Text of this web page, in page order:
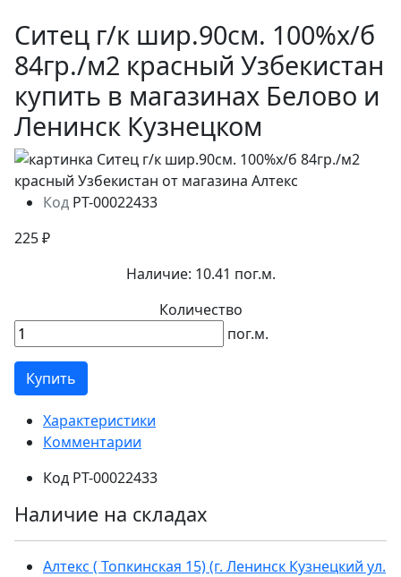
Ситец г/к шир.90см. 100%х/б
84гр./м2 красный Узбекистан
купить в магазинах Белово и
Ленинск Кузнецком
Код РТ-00022433
225 ₽
Наличие: 10.41 пог.м.
Количество
пог.м.
Купить
Характеристики
Комментарии
Код РТ-00022433
Наличие на складах
Алтекс ( Топкинская 15) (г. Ленинск Кузнецкий ул.